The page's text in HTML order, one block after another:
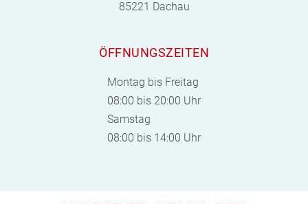
85221 Dachau
ÖFFNUNGSZEITEN
Montag bis Freitag
08:00 bis 20:00 Uhr
Samstag
08:00 bis 14:00 Uhr